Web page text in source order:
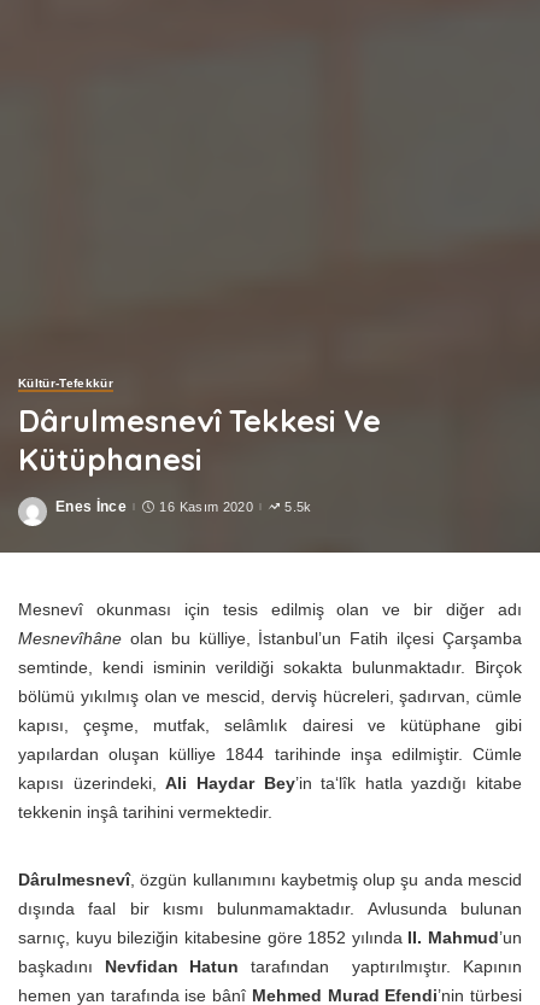
Kültür-Tefekkür
Dârulmesnevî Tekkesi Ve
Kütüphanesi
Posted
Enes İnce 16 Kasım 2020 5.5k
Mesnevî okunması için tesis edilmiş olan ve bir diğer adı
Mesnevîhâne olan bu külliye, İstanbul’un Fatih ilçesi Çarşamba
semtinde, kendi isminin verildiği sokakta bulunmaktadır. Birçok
bölümü yıkılmış olan ve mescid, derviş hücreleri, şadırvan, cümle
kapısı, çeşme, mutfak, selâmlık dairesi ve kütüphane gibi
yapılardan oluşan külliye 1844 tarihinde inşa edilmiştir. Cümle
kapısı üzerindeki,Ali Haydar Bey’in ta‘lîk hatla yazdığı kitabe
tekkenin inşâ tarihini vermektedir.
Dârulmesnevî, özgün kullanımını kaybetmiş olup şu anda mescid
dışında faal bir kısmı bulunmamaktadır. Avlusunda bulunan
sarnıç, kuyu bileziğin kitabesine göre 1852 yılında II. Mahmud’un
başkadını Nevfidan Hatun tarafından yaptırılmıştır. Kapının
hemen yan tarafında ise bânî Mehmed Murad Efendi’nin türbesi